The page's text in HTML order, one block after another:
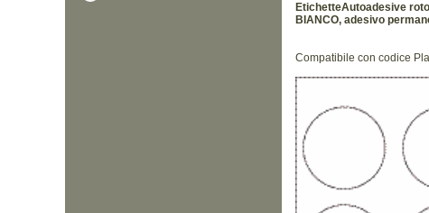
EtichetteAutoadesive
BIANCO, adesivo
Compatibile con codice